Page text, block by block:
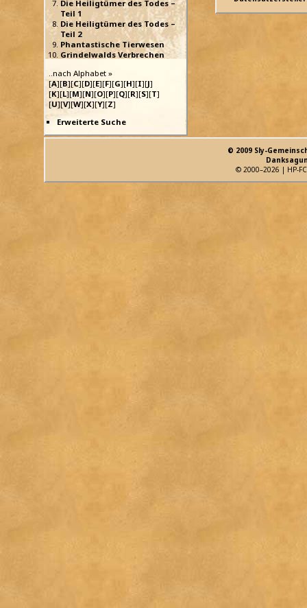
Die Heiligtümer des Todes –
Teil 1
Die Heiligtümer des Todes –
Teil 2
Phantastische Tierwesen
Grindelwalds Verbrechen
..nach Alphabet »
[A][B][C][D][E][F][G][H][I][J]
[K][L][M][N][O][P][Q][R][S][T]
[U][V][W][X][Y][Z]
Erweiterte Suche
© 2009 Sly-
© 2000–2026 | HP-